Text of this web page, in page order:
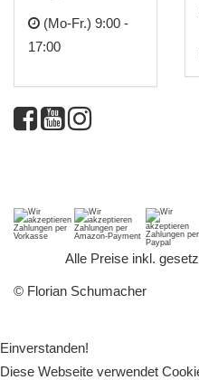
(Mo-Fr.) 9:00 -
17:00
Alle Preise inkl.
© Florian Schumacher
Einverstanden!
Diese Webseite verwendet